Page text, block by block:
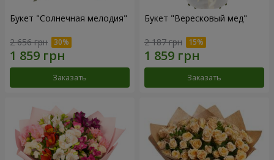
Букет "Солнечная мелодия"
2 656 грн
Заказать
Букет "Вересковый мед"
2 187 грн
Заказать